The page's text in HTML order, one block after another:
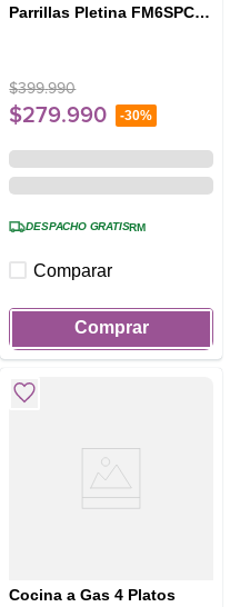
Parrillas Pletina FM6SPC
$399.990
$279.990 -30%
DESPACHO GRATISRM
Comparar
Comprar
Cocina a Gas 4 Platos